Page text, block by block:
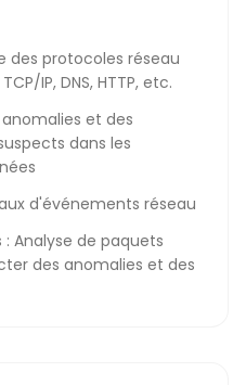
des protocoles réseau
IP, DNS, HTTP, etc.
et des
dans les
d'événements réseau
Analyse de paquets
des anomalies et des